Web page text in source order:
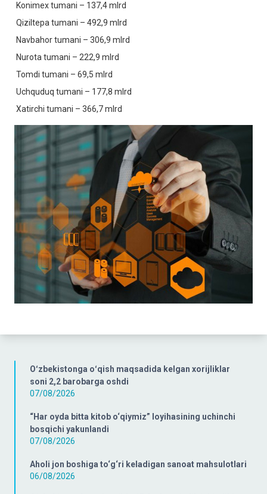
Oʻzbekistonga oʻqish maqsadida kelgan xorijliklar
soni 2,2 barobarga oshdi
07/08/2026
“Har oyda bitta kitob o‘qiymiz” loyihasining uchinchi
bosqichi yakunlandi
07/08/2026
Aholi jon boshiga to‘g‘ri keladigan sanoat mahsulotlari
06/08/2026
Konimex tumani – 137,4 mlrd
Qiziltepa tumani – 492,9 mlrd
Navbahor tumani – 306,9 mlrd
Nurota tumani – 222,9 mlrd
Tomdi tumani – 69,5 mlrd
Uchquduq tumani – 177,8 mlrd
Xatirchi tumani – 366,7 mlrd